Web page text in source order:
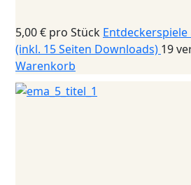
5,00 € pro Stück
(inkl. 15 Seiten Downloads) 19
Warenkorb